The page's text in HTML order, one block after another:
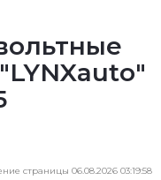
страницы 06.08.2026 03:19:58